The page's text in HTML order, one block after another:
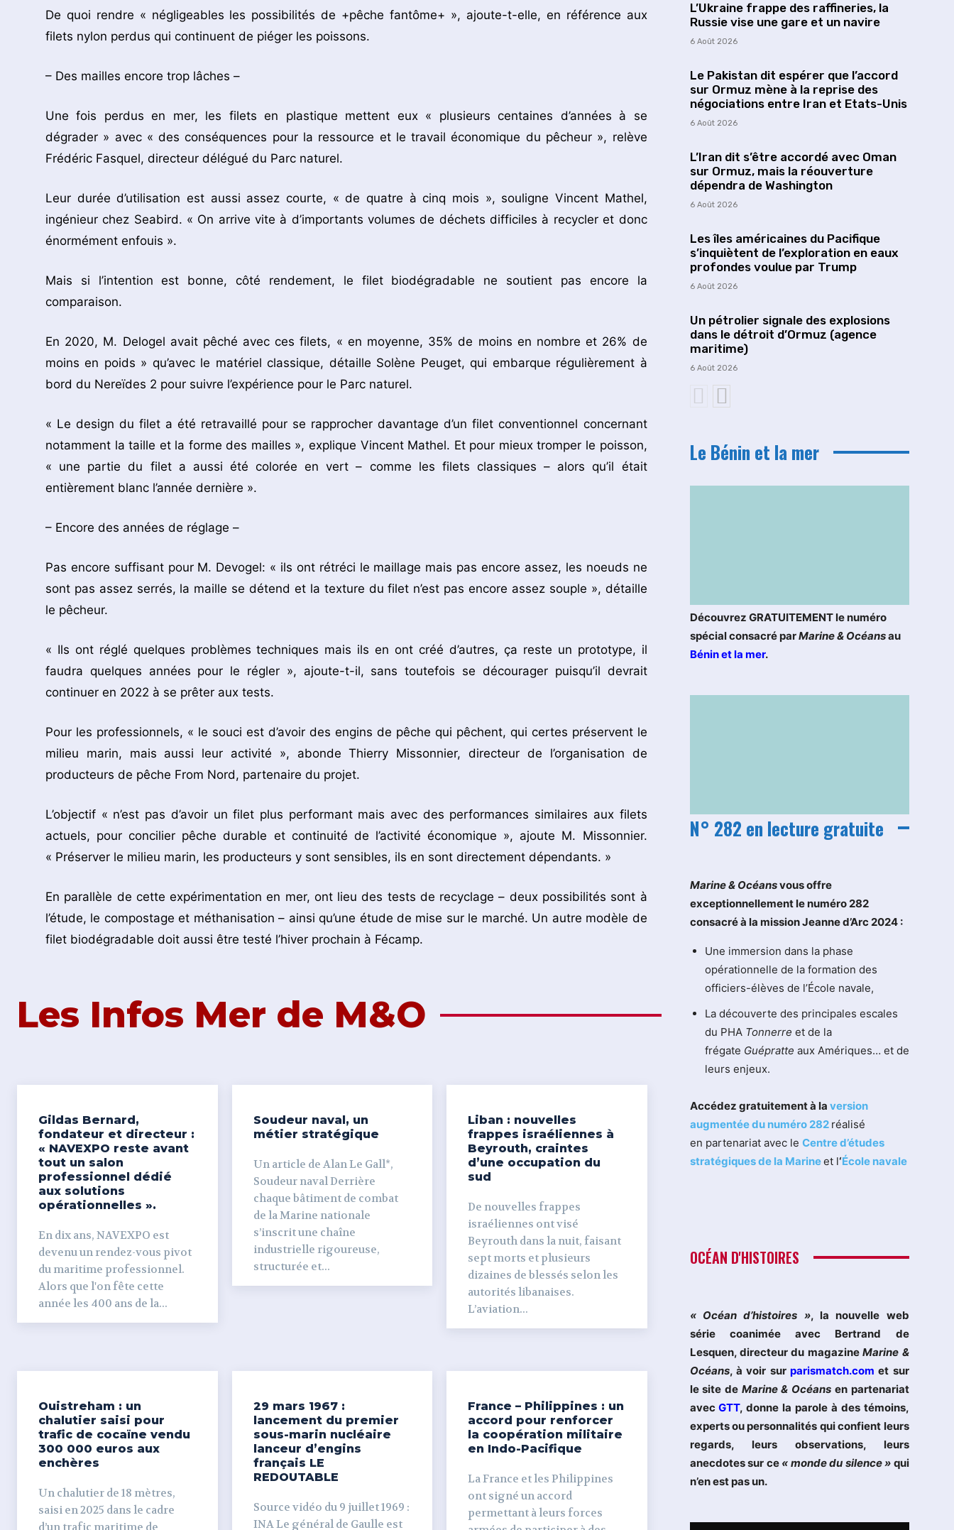
De quoi rendre « négligeables les possibilités de +pêche fantôme+ », ajoute-t-elle, en référence aux
filets nylon perdus qui continuent de piéger les poissons.
– Des mailles encore trop lâches –
Une fois perdus en mer, les filets en plastique mettent eux « plusieurs centaines d’années à se
dégrader » avec « des conséquences pour la ressource et le travail économique du pêcheur », relève
Frédéric Fasquel, directeur délégué du Parc naturel.
Leur durée d’utilisation est aussi assez courte, « de quatre à cinq mois », souligne Vincent Mathel,
ingénieur chez Seabird. « On arrive vite à d’importants volumes de déchets difficiles à recycler et donc
énormément enfouis ».
Mais si l’intention est bonne, côté rendement, le filet biodégradable ne soutient pas encore la
comparaison.
En 2020, M. Delogel avait pêché avec ces filets, « en moyenne, 35% de moins en nombre et 26% de
moins en poids » qu’avec le matériel classique, détaille Solène Peuget, qui embarque régulièrement à
bord du Nereïdes 2 pour suivre l’expérience pour le Parc naturel.
« Le design du filet a été retravaillé pour se rapprocher davantage d’un filet conventionnel concernant
notamment la taille et la forme des mailles », explique Vincent Mathel. Et pour mieux tromper le poisson,
« une partie du filet a aussi été colorée en vert – comme les filets classiques – alors qu’il était
entièrement blanc l’année dernière ».
– Encore des années de réglage –
Pas encore suffisant pour M. Devogel: « ils ont rétréci le maillage mais pas encore assez, les noeuds ne
sont pas assez serrés, la maille se détend et la texture du filet n’est pas encore assez souple », détaille
le pêcheur.
« Ils ont réglé quelques problèmes techniques mais ils en ont créé d’autres, ça reste un prototype, il
faudra quelques années pour le régler », ajoute-t-il, sans toutefois se décourager puisqu’il devrait
continuer en 2022 à se prêter aux tests.
Pour les professionnels, « le souci est d’avoir des engins de pêche qui pêchent, qui certes préservent le
milieu marin, mais aussi leur activité », abonde Thierry Missonnier, directeur de l’organisation de
producteurs de pêche From Nord, partenaire du projet.
L’objectif « n’est pas d’avoir un filet plus performant mais avec des performances similaires aux filets
actuels, pour concilier pêche durable et continuité de l’activité économique », ajoute M. Missonnier.
« Préserver le milieu marin, les producteurs y sont sensibles, ils en sont directement dépendants. »
En parallèle de cette expérimentation en mer, ont lieu des tests de recyclage – deux possibilités sont à
l’étude, le compostage et méthanisation – ainsi qu’une étude de mise sur le marché. Un autre modèle de
filet biodégradable doit aussi être testé l’hiver prochain à Fécamp.
Les Infos Mer de M&O
Gildas Bernard,
fondateur et directeur :
« NAVEXPO reste avant
tout un salon
professionnel dédié
aux solutions
opérationnelles ».
En dix ans, NAVEXPO est
devenu un rendez-vous pivot
du maritime professionnel.
Alors que l'on fête cette
année les 400 ans de la...
Soudeur naval, un
métier stratégique
Un article de Alan Le Gall*,
Soudeur naval Derrière
chaque bâtiment de combat
de la Marine nationale
s’inscrit une chaîne
industrielle rigoureuse,
structurée et...
Liban : nouvelles
frappes israéliennes à
Beyrouth, craintes
d’une occupation du
sud
De nouvelles frappes
israéliennes ont visé
Beyrouth dans la nuit, faisant
sept morts et plusieurs
dizaines de blessés selon les
autorités libanaises.
L’aviation...
Ouistreham : un
chalutier saisi pour
trafic de cocaïne vendu
300 000 euros aux
enchères
Un chalutier de 18 mètres,
saisi en 2025 dans le cadre
29 mars 1967 :
lancement du premier
sous-marin nucléaire
lanceur d’engins
français LE
REDOUTABLE
Source vidéo du 9 juillet 1969 :
INA Le général de Gaulle est
France – Philippines : un
accord pour renforcer
la coopération militaire
en Indo-Pacifique
La France et les Philippines
ont signé un accord
permettant à leurs forces
L’Ukraine frappe des raffineries, la
Russie vise une gare et un navire
6 Août 2026
Le Pakistan dit espérer que l’accord
sur Ormuz mène à la reprise des
négociations entre Iran et Etats-Unis
6 Août 2026
L’Iran dit s’être accordé avec Oman
sur Ormuz, mais la réouverture
dépendra de Washington
6 Août 2026
Les îles américaines du Pacifique
s’inquiètent de l’exploration en eaux
profondes voulue par Trump
6 Août 2026
Un pétrolier signale des explosions
dans le détroit d’Ormuz (agence
maritime)
6 Août 2026
Le Bénin et la mer
Découvrez GRATUITEMENT le numéro
spécial consacré parMarine & Océansau
Bénin et la mer.
N° 282 en lecture gratuite
Marine & Océansvous offre
exceptionnellement le numéro 282
consacré à la mission Jeanne d’Arc 2024 :
Une immersion dans la phase
opérationnelle de la formation des
officiers-élèves de l’École navale,
La découverte des principales escales
du PHA Tonnerre et de la
frégate Guépratte aux Amériques… et de
leurs enjeux.
Accédez gratuitement à la version
augmentée du numéro 282 réalisé
en partenariat avec le Centre d’études
stratégiques de la Marineet l‘École navale
OCÉAN D'HISTOIRES
« Océan d’histoires », la nouvelle web
série coanimée avec Bertrand de
Lesquen, directeur du magazineMarine &
Océans, à voir sur parismatch.com et sur
le site de Marine & Océans en partenariat
avecGTT, donne la parole à des témoins,
experts ou personnalités qui confient leurs
regards, leurs observations, leurs
anecdotes sur ce « monde du silence » qui
n’en est pas un.